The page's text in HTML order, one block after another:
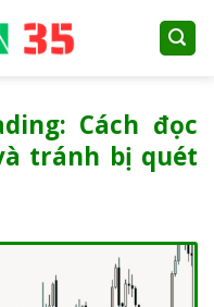
Cách đọc
tránh bị quét